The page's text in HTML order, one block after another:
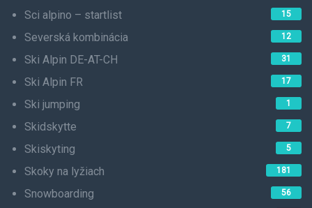
Sci alpino – startlist 15
Severská kombinácia 12
Ski Alpin DE-AT-CH 31
Ski Alpin FR 17
Ski jumping 1
Skidskytte 7
Skiskyting 5
Skoky na lyžiach 181
Snowboarding 56